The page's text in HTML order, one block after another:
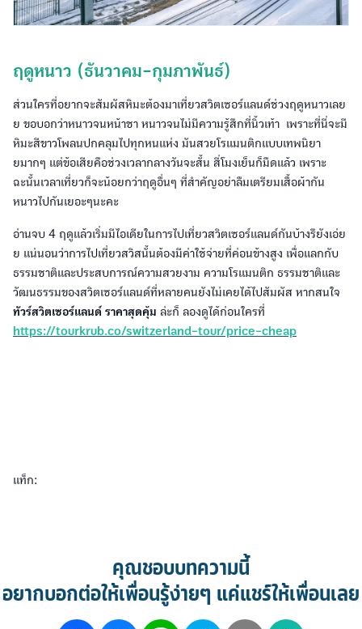
ฤดูหนาว (ธันวาคม-กุมภาพันธ์)
ส่วนใครที่อยากจะสัมผัสหิมะต้องมาเที่ยวสวิตเซอร์แลนด์ช่วงฤดูหนาวเลย
ย ขอบอกว่าหนาวจนหน้าชา หนาวจนไม่มีความรู้สึกที่นิ้วเท้า เพราะที่นี่จะมี
หิมะสีขาวโพลนปกคลุมไปทุกหนแห่ง มันสวยโรแมนติกแบบเทพนิยา
ยมากๆ แต่ข้อเสียคือช่วงเวลากลางวันจะสั้น สี่โมงเย็นก็มืดแล้ว เพราะ
ฉะนั้นเวลาเที่ยวก็จะน้อยกว่าฤดูอื่นๆ ที่สำคัญอย่าลืมเตรียมเสื้อผ้ากัน
หนาวไปกันเยอะๆนะคะ
อ่านจบ 4 ฤดูแล้วเริ่มมีไอเดียในการไปเที่ยวสวิตเซอร์แลนด์กันบ้างรึยังเอ่ย
ย แน่นอนว่าการไปเที่ยวสวิสนั้นต้องมีค่าใช้จ่ายที่ค่อนข้างสูง เพื่อแลกกับ
ธรรมชาติและประสบการณ์ความสวยงาม ความโรแมนติก ธรรมชาติและ
วัฒนธรรมของสวิตเซอร์แลนด์ที่หลายคนยังไม่เคยได้ไปสัมผัส หากสนใจ
ทัวร์สวิตเซอร์แลนด์ ราคาสุดคุ้ม ล่ะก็ ลองดูได้ก่อนใครที่
https://tourkrub.co/switzerland-tour/price-cheap
แท็ก:
คุณชอบบทความนี้
อยากบอกต่อให้เพื่อนรู้ง่ายๆ แค่แชร์ให้เพื่อนเลย